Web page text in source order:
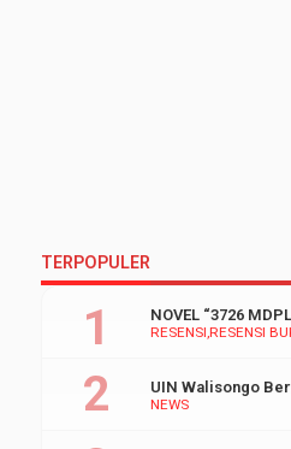
TERPOPULER
RESENSI RESENSI
NOVEL “3726
NEWS
UIN Walisongo